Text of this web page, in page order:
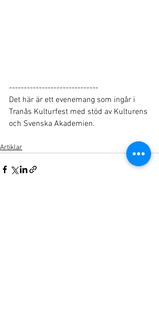
------------------------------
Det här är ett evenemang som ingår i
Tranås Kulturfest med stöd av Kulturens
och Svenska Akademien.
Artiklar